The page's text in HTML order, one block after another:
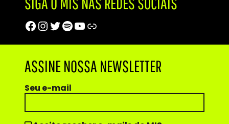
Facebook
Instagram
Twitter
Spotify
Youtube
Trip Advisor
ASSINE NOSSA NEWSLETTER
Seu e-mail